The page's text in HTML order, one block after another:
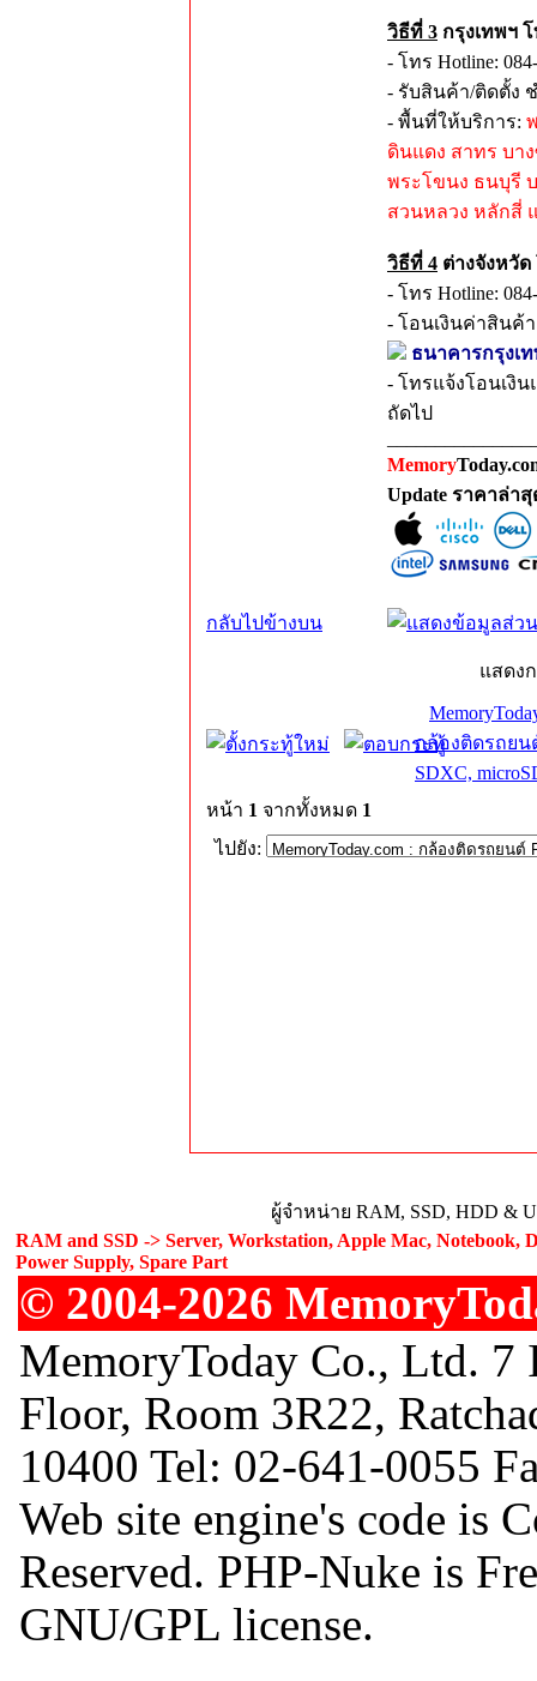
วิธีที่ 3 กรุงเทพฯ
- โทร Hotline:
- รับสินค้า/ติดตั้ง
- พื้นที่ให้บริการ:
ดินแดง สาทร บา
พระโขนง ธนบุรี
สวนหลวง หลักสี่
วิธีที่ 4 ต่างจังหวั
- โทร Hotline:
- โอนเงินค่าสินค้
ธนาคารกรุงเ
- โทรแจ้งโอนเงิ
ถัดไป
Memory
Update ราคาล่า
กลับไปข้างบน
แสดง
กล้องติดรถยนต์
SDXC,
หน้า 1 จากทั้งหมด 1
ไปยัง:
ผู้จำหน่าย RAM, SSD, HDD &
RAM and SSD -> Server, Workstation, Apple Mac, Notebook,
Power Supply, Spare Part
© 2004-2026
MemoryToday Co., Ltd.
Floor, Room 3R22,
10400 Tel: 02-641-0055
Web site engine's code is
Reserved. PHP-Nuke is
GNU/GPL license.